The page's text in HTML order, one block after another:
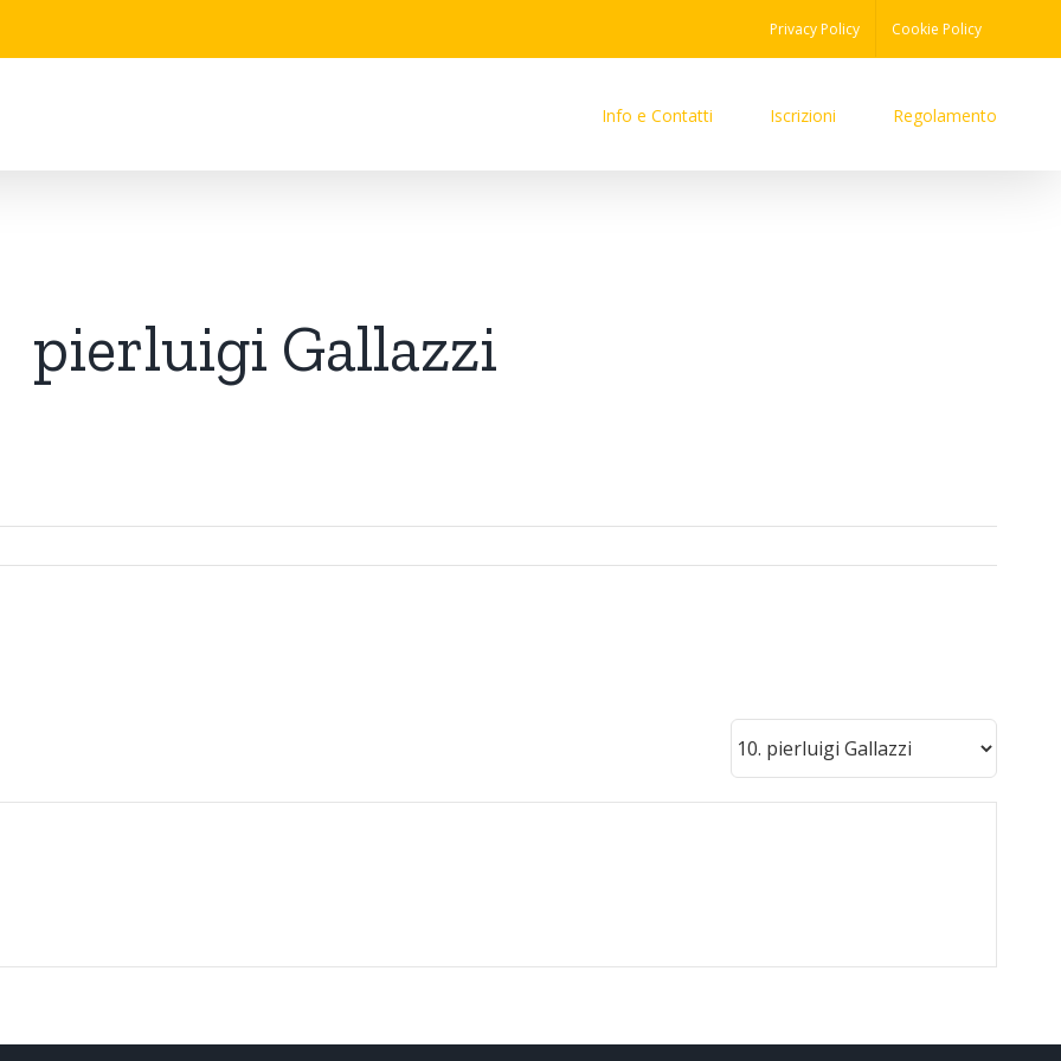
Privacy Policy Cookie Policy
Info e Contatti Iscrizioni Regolamento
pierluigi Gallazzi